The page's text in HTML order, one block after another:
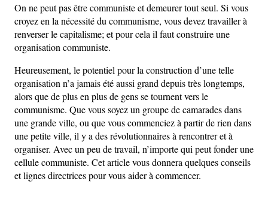
On ne peut pas être communiste et demeurer tout seul. Si vous
croyez en la nécessité du communisme, vous devez travailler à
renverser le capitalisme; et pour cela il faut construire une
organisation communiste.
Heureusement, le potentiel pour la construction d’une telle
organisation n’a jamais été aussi grand depuis très longtemps,
alors que de plus en plus de gens se tournent vers le
communisme. Que vous soyez un groupe de camarades dans
une grande ville, ou que vous commenciez à partir de rien dans
une petite ville, il y a des révolutionnaires à rencontrer et à
organiser. Avec un peu de travail, n’importe qui peut fonder une
cellule communiste. Cet article vous donnera quelques conseils
et lignes directrices pour vous aider à commencer.